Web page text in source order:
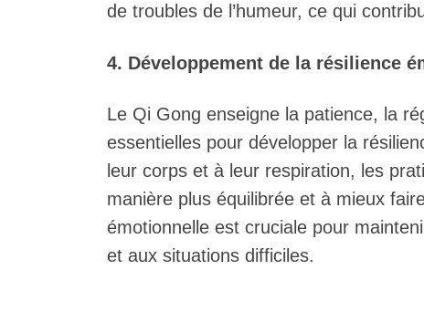
de troubles de l’humeur, ce qui
4. Développement de la résilience
Le Qi Gong enseigne la patience, la
essentielles pour développer la
leur corps et à leur respiration, les
manière plus équilibrée et à mieux
émotionnelle est cruciale pour
et aux situations difficiles.